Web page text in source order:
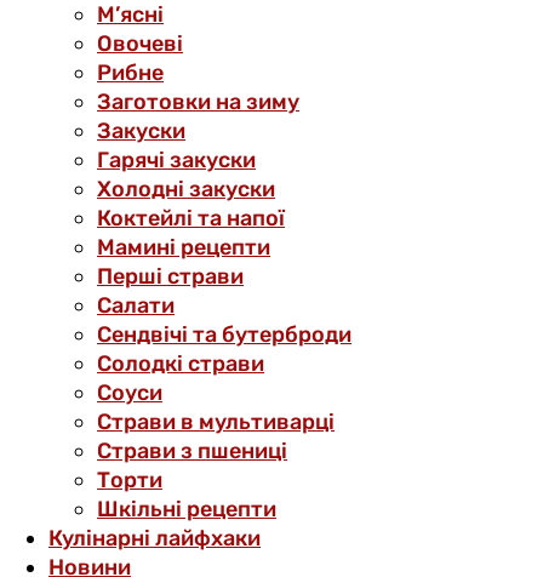
М’ясні
Овочеві
Рибне
Заготовки на зиму
Закуски
Гарячі закуски
Холодні закуски
Коктейлі та напої
Мамині рецепти
Перші страви
Салати
Сендвічі та бутерброди
Солодкі страви
Соуси
Страви в мультиварці
Страви з пшениці
Торти
Шкільні рецепти
Кулінарні лайфхаки
Новини